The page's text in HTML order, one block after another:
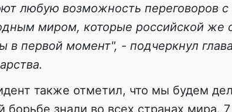
любую возможность переговоров с
миром, которые российской же
в первой момент", - подчеркнул
также отметил, что мы будем
борьбе знали во всех странах мира. 7